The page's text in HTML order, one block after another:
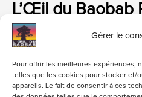
Gérer le
Pour offrir les meilleures expériences,
telles que les cookies pour stocker et/
appareils. Le fait de consentir à ces
L’Œil du Baobab
loeildubaobab@gmail.com